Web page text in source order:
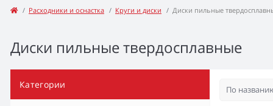
Расходники и оснастка Круги и диски Диски пильные
Диски пильные твердосплавные
Категории